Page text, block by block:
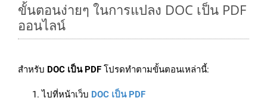
ขั้นตอนง่ายๆ ในการแปลง DOC เป็น PDF
ออนไลน์
สำหรับ DOC เป็น PDF โปรดทำตามขั้นตอนเหล่านี้:
ไปที่หน้าเว็บ DOC เป็น PDF